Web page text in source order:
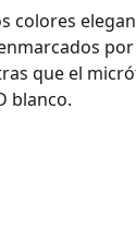
colores
que el
blanco.